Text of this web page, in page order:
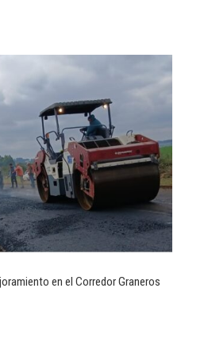
en el Corredor Graneros